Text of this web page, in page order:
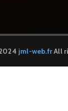
jml-web.frAll